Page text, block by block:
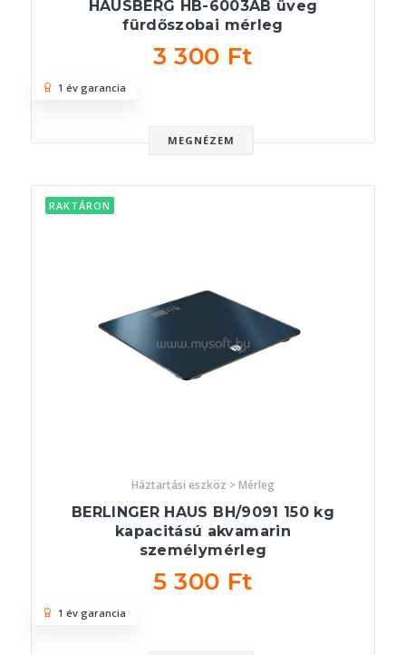
HAUSBERG HB-6003AB üveg
fürdőszobai mérleg
3 300 Ft
MEGNÉZEM
1 év garancia
RAKTÁRON
Háztartási eszköz > Mérleg
BERLINGER HAUS BH/9091 150 kg
kapacitású akvamarin
személymérleg
5 300 Ft
1 év garancia